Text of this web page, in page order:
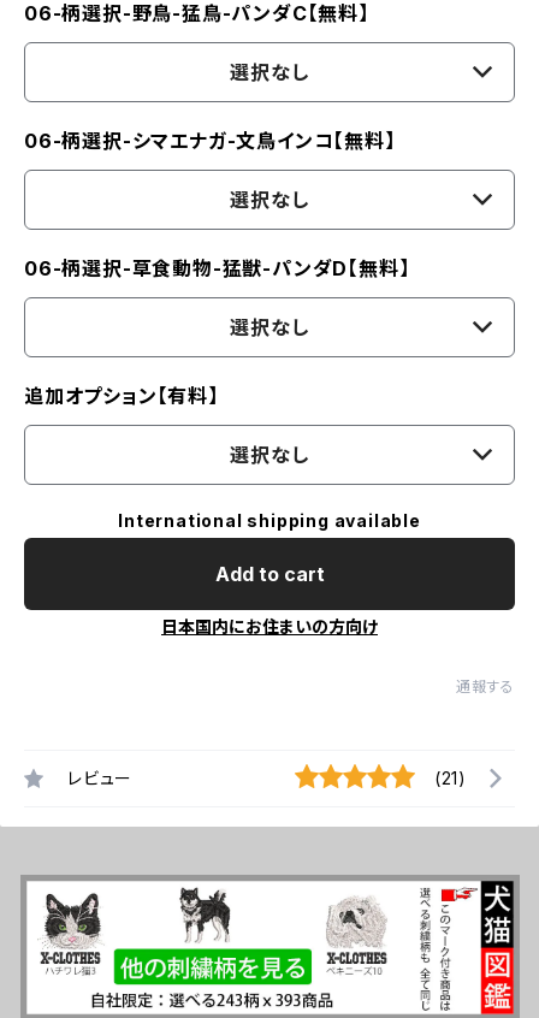
06-柄選択-野鳥-猛鳥-パンダC【無料】
選択なし
06-柄選択-シマエナガ-文鳥インコ【無料】
選択なし
06-柄選択-草食動物-猛獣-パンダD【無料】
選択なし
追加オプション【有料】
選択なし
International shipping available
Add to cart
日本国内にお住まいの方向け
通報する
レビュー (21)